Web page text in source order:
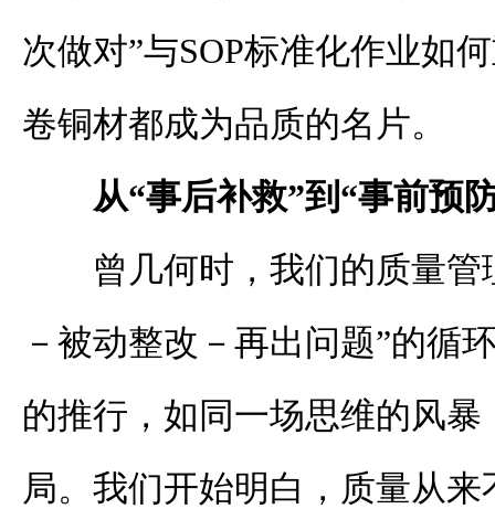
次做对”与SOP标准化作业如
卷铜材都成为品质的名片。
从“事后补救”到“事前预
曾几何时，我们的质量
－被动整改－再出问题”的循
的推行，如同一场思维的风
局。我们开始明白，质量从